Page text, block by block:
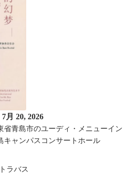
月 20, 2026
省青島市のユーディ・メニューイン
キャンパスコンサートホール
ラバス